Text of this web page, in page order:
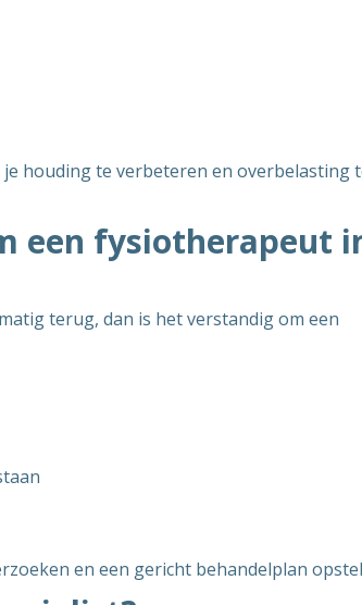
houding te verbeteren en overbelasting
een fysiotherapeut
terug, dan is het verstandig om een
en een gericht behandelplan